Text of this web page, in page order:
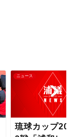
ニュース
琉球カップ